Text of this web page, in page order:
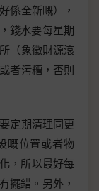
係全新嘅），
錢水要每星期
（象徵財源滾
者污糟，否則
定期清理同更
嘅位置或者物
，所以最好每
擺錯。另外，